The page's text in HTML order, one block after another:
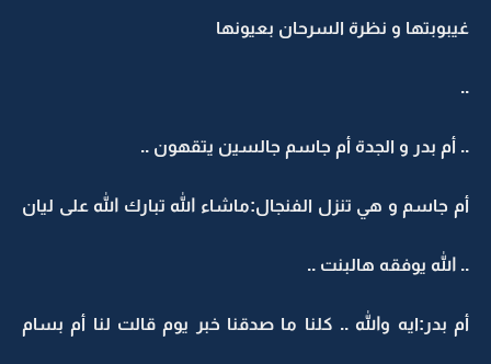
غيبوبتها و نظرة السرحان بعيونها
..
.. أم بدر و الجدة أم جاسم جالسين يتقهون ..
أم جاسم و هي تنزل الفنجال:ماشاء الله تبارك الله على ليان
.. الله يوفقه هالبنت ..
أم بدر:ايه والله .. كلنا ما صدقنا خبر يوم قالت لنا أم بسام